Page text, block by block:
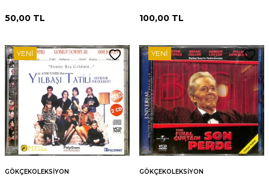
50,00 TL 100,00 TL
YENI
GÖKÇEKOLEKSIYON
YENI
GÖKÇEKOLEKSIYON